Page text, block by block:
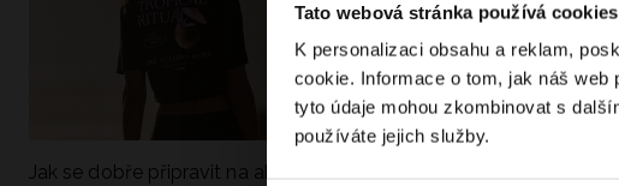
Tato webová stránka používá cookies
K personalizaci obsahu a reklam,
cookie. Informace o tom, jak náš
tyto údaje mohou zkombinovat s
používáte jejich služby.
Jak se dobře připravit na aktivní den u